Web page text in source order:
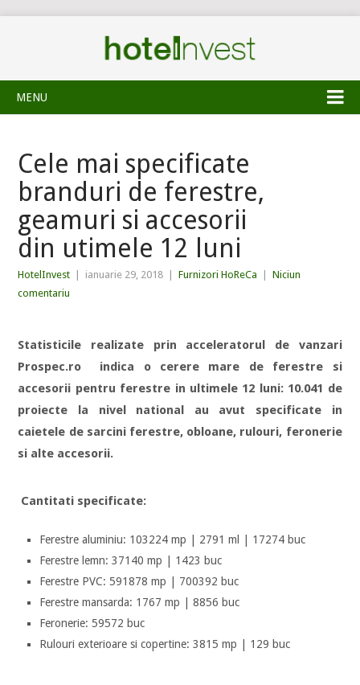
MENU
Cele mai specificate
branduri de ferestre,
geamuri si accesorii
din utimele 12 luni
HotelInvest ianuarie 29, 2018 Furnizori HoReCa
Niciun
comentariu
Statisticile realizate prin acceleratorul de vanzari
Prospec.ro indica o cerere mare de ferestre si
accesorii pentru ferestre in ultimele 12 luni: 10.041 de
proiecte la nivel national au avut specificate in
caietele de sarcini ferestre, obloane, rulouri, feronerie
si alte accesorii.
Cantitati specificate:
Ferestre aluminiu: 103224 mp | 2791 ml | 17274 buc
Ferestre lemn: 37140 mp | 1423 buc
Ferestre PVC: 591878 mp | 700392 buc
Ferestre mansarda: 1767 mp | 8856 buc
Feronerie: 59572 buc
Rulouri exterioare si copertine: 3815 mp | 129 buc